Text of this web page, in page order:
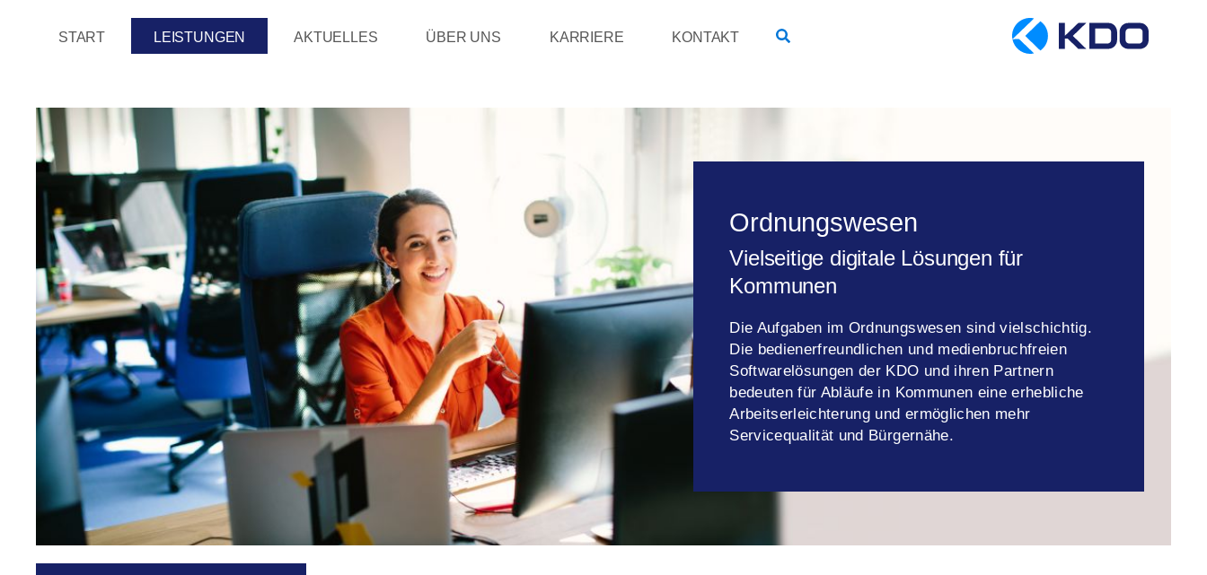
Hauptregion der Seite anspringen
START
LEISTUNGEN AKTUELLES ÜBER UNS KARRIERE KONTAKT
Ordnungswesen
Vielseitige digitale Lösungen für
Kommunen
Die Aufgaben im Ordnungswesen sind vielschichtig.
Die bedienerfreundlichen und medienbruchfreien
Softwarelösungen der KDO und ihren Partnern
bedeuten für Abläufe in Kommunen eine erhebliche
Arbeitserleichterung und ermöglichen mehr
Servicequalität und Bürgernähe.